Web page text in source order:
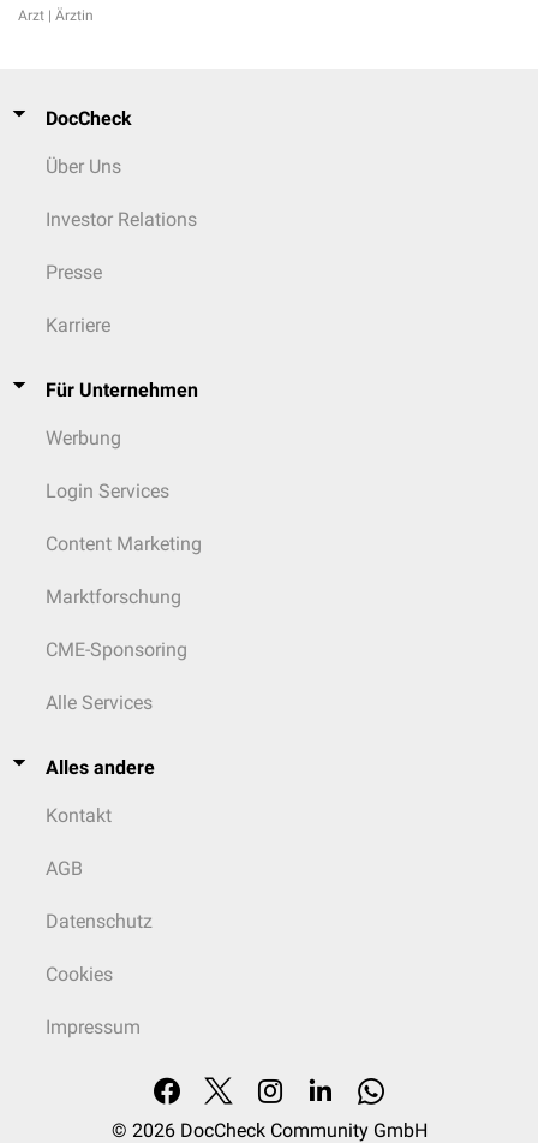
Arzt | Ärztin
DocCheck
Über Uns
Investor Relations
Presse
Karriere
Für Unternehmen
Werbung
Login Services
Content Marketing
Marktforschung
CME-Sponsoring
Alle Services
Alles andere
Kontakt
AGB
Datenschutz
Cookies
Impressum
© 2026 DocCheck Community GmbH